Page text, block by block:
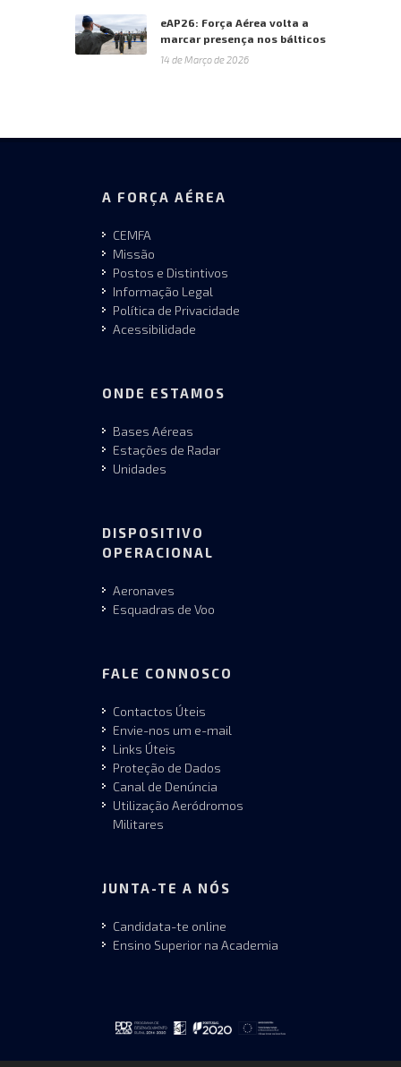
eAP26: Força Aérea volta a
marcar presença nos bálticos
14 de Março de 2026
A FORÇA AÉREA
CEMFA
Missão
Postos e Distintivos
Informação Legal
Política de Privacidade
Acessibilidade
ONDE ESTAMOS
Bases Aéreas
Estações de Radar
Unidades
DISPOSITIVO
OPERACIONAL
Aeronaves
Esquadras de Voo
FALE CONNOSCO
Contactos Úteis
Envie-nos um e-mail
Links Úteis
Proteção de Dados
Canal de Denúncia
Utilização Aeródromos
Militares
JUNTA-TE A NÓS
Candidata-te online
Ensino Superior na Academia